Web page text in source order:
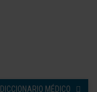
DICCIONARIO MÉDICO